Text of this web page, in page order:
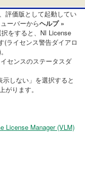
評価版として起動してい
ーバーからヘルプ »
をすると、NI License
(ライセンス警告ダイアロ
センスのステータスダ
しない」を選択すると
ります。
License Manager (VLM)